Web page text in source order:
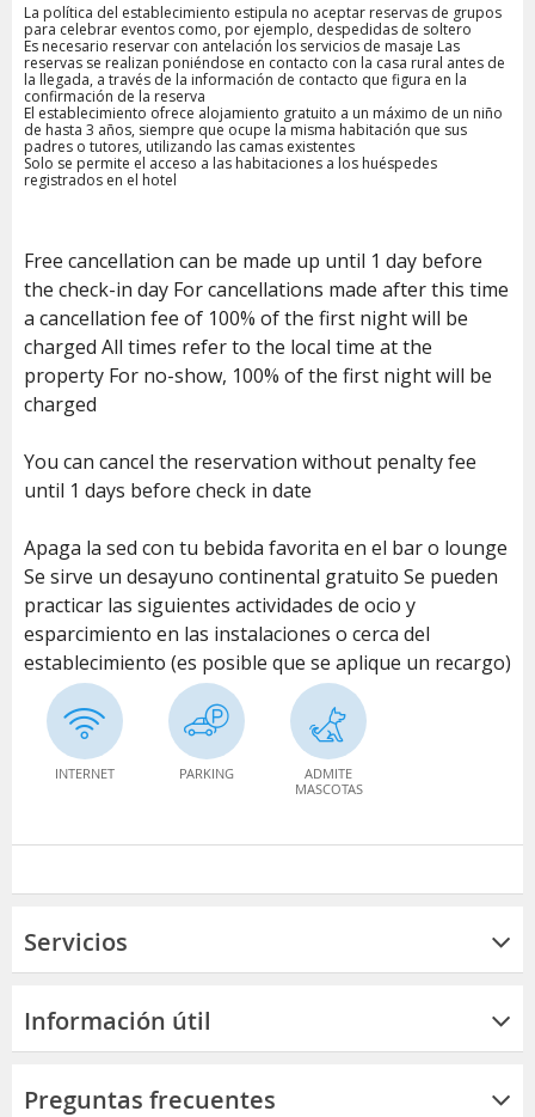
La política del establecimiento estipula no aceptar reservas de grupos
para celebrar eventos como, por ejemplo, despedidas de soltero
Es necesario reservar con antelación los servicios de masaje Las
reservas se realizan poniéndose en contacto con la casa rural antes de
la llegada, a través de la información de contacto que figura en la
confirmación de la reserva
El establecimiento ofrece alojamiento gratuito a un máximo de un niño
de hasta 3 años, siempre que ocupe la misma habitación que sus
padres o tutores, utilizando las camas existentes
Solo se permite el acceso a las habitaciones a los huéspedes
registrados en el hotel
Free cancellation can be made up until 1 day before
the check-in day For cancellations made after this time
a cancellation fee of 100% of the first night will be
charged All times refer to the local time at the
property For no-show, 100% of the first night will be
charged
You can cancel the reservation without penalty fee
until 1 days before check in date
Apaga la sed con tu bebida favorita en el bar o lounge
Se sirve un desayuno continental gratuito Se pueden
practicar las siguientes actividades de ocio y
esparcimiento en las instalaciones o cerca del
establecimiento (es posible que se aplique un recargo)
INTERNET PARKING
ADMITE
MASCOTAS
Servicios
Información útil
Preguntas frecuentes